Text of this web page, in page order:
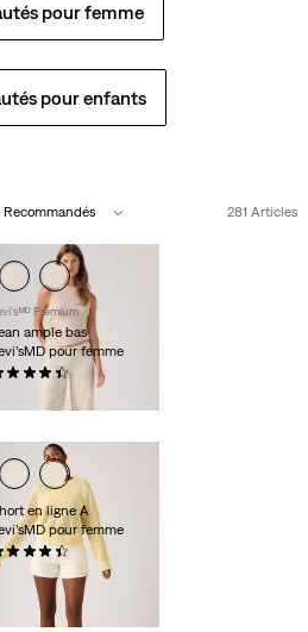
pour femme
pour enfants
Recommandés 281 Articles
Premium
ample bas
pour femme
(475)
en ligne A
pour femme
(273)
$